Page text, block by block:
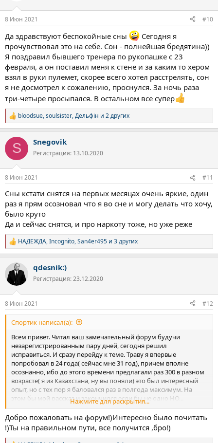
8 Июн 2021 #10
Да здравствуют беспокойные сны
Сегодня я
прочувствовал это на себе. Сон - полнейшая бредятина))
Я поздравил бывшего тренера по рукопашке с 23
февраля, а он поставил меня к стене и за каким то хером
взял в руки пулемет, скорее всего хотел расстрелять, сон
я не досмотрел к сожалению, проснулся. За ночь раза
три-четыре просыпался. В остальном все супер
Р
е
к
и
bloodsue,soulsister,Дельфін и 2 других
S Snegovik
Регистрация: 13.10.2020
8 Июн 2021 #11
Сны кстати снятся на первых месяцах очень яркие, один
раз я прям осозновал что я во сне и могу делать что хочу,
было круто
Да и сейчас снятся, и про наркоту тоже, но уже реже
Р
е
к
ц
и
НАДЕЖДА,Incognito,San4er495 и 3 других
qdesnik:)
Регистрация: 23.12.2020
8 Июн 2021 #12
Спортик написал(а):
Всем привет. Читал ваш замечательный форум будучи
незарегистрированным пару дней, сегодня решил
исправиться. И сразу перейду к теме. Траву я впервые
попробовал в 24 года( сейчас мне 31 год), причем вполне
осознанно, ибо до этого времени предлагали раз 300 в разном
возрасте( я из Казахстана, ну вы поняли) это был интересный
опыт, но с тех пор я баловался раз в полгода максимум. На
этом бы мой рассказ и закончился если бы не одно НО...
Моя история началась с того момента, как я начал жить один.
Естественно первые несколько месяцев я устраивал дикие
тусовки( свобода она такая) алкоголь, девочки, куча народу
дома на постоянной основе и т.д. Потом приехал одноклассник
Нажмите для раскрытия...
Добро пожаловать на форум!)Интересно было почитать
!)Ты на правильном пути, все получится ,бро!)